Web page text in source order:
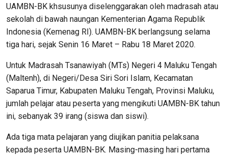
UAMBN-BK khsusunya diselenggarakan oleh madrasah atau
sekolah di bawah naungan Kementerian Agama Republik
Indonesia (Kemenag RI). UAMBN-BK berlangsung selama
tiga hari, sejak Senin 16 Maret – Rabu 18 Maret 2020.
Untuk Madrasah Tsanawiyah (MTs) Negeri 4 Maluku Tengah
(Maltenh), di Negeri/Desa Siri Sori Islam, Kecamatan
Saparua Timur, Kabupaten Maluku Tengah, Provinsi Maluku,
jumlah pelajar atau peserta yang mengikuti UAMBN-BK tahun
ini, sebanyak 39 irang (siswa dan siswi).
Ada tiga mata pelajaran yang diujikan panitia pelaksana
kepada peserta UAMBN-BK. Masing-masing hari pertama